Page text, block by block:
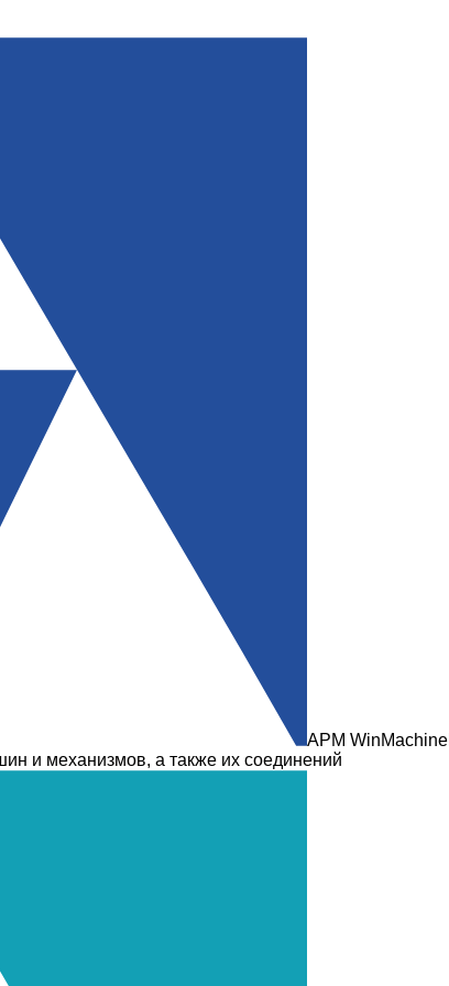
APM WinMachine
и механизмов, а также их соединений